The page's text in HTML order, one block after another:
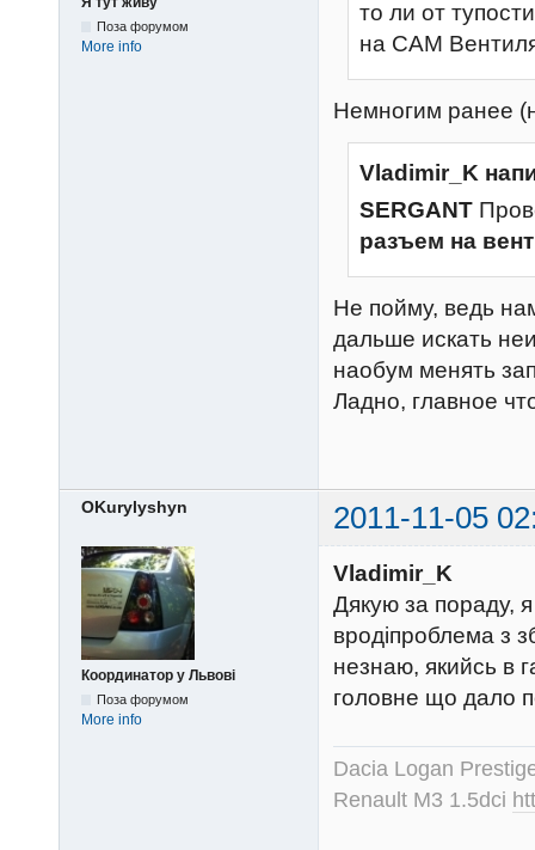
Поза форумом
More info
то ли от
на САМ
Немногим ранее
Vladimir_K
SERGANT
разъем на
Не пойму, ведь
дальше искать
наобум менять
Ладно, главное
OKurylyshyn 2011-11-05
Координатор у Львові
Поза форумом
More info
Vladimir_K
Дякую за пораду,
вродіпроблема з
незнаю, якийсь в
головне що дало
Dacia Logan
Renault M3 1.5dci